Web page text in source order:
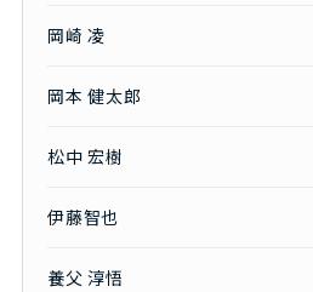
岡崎 凌
岡本 健太郎
松中 宏樹
伊藤智也
養父 淳悟